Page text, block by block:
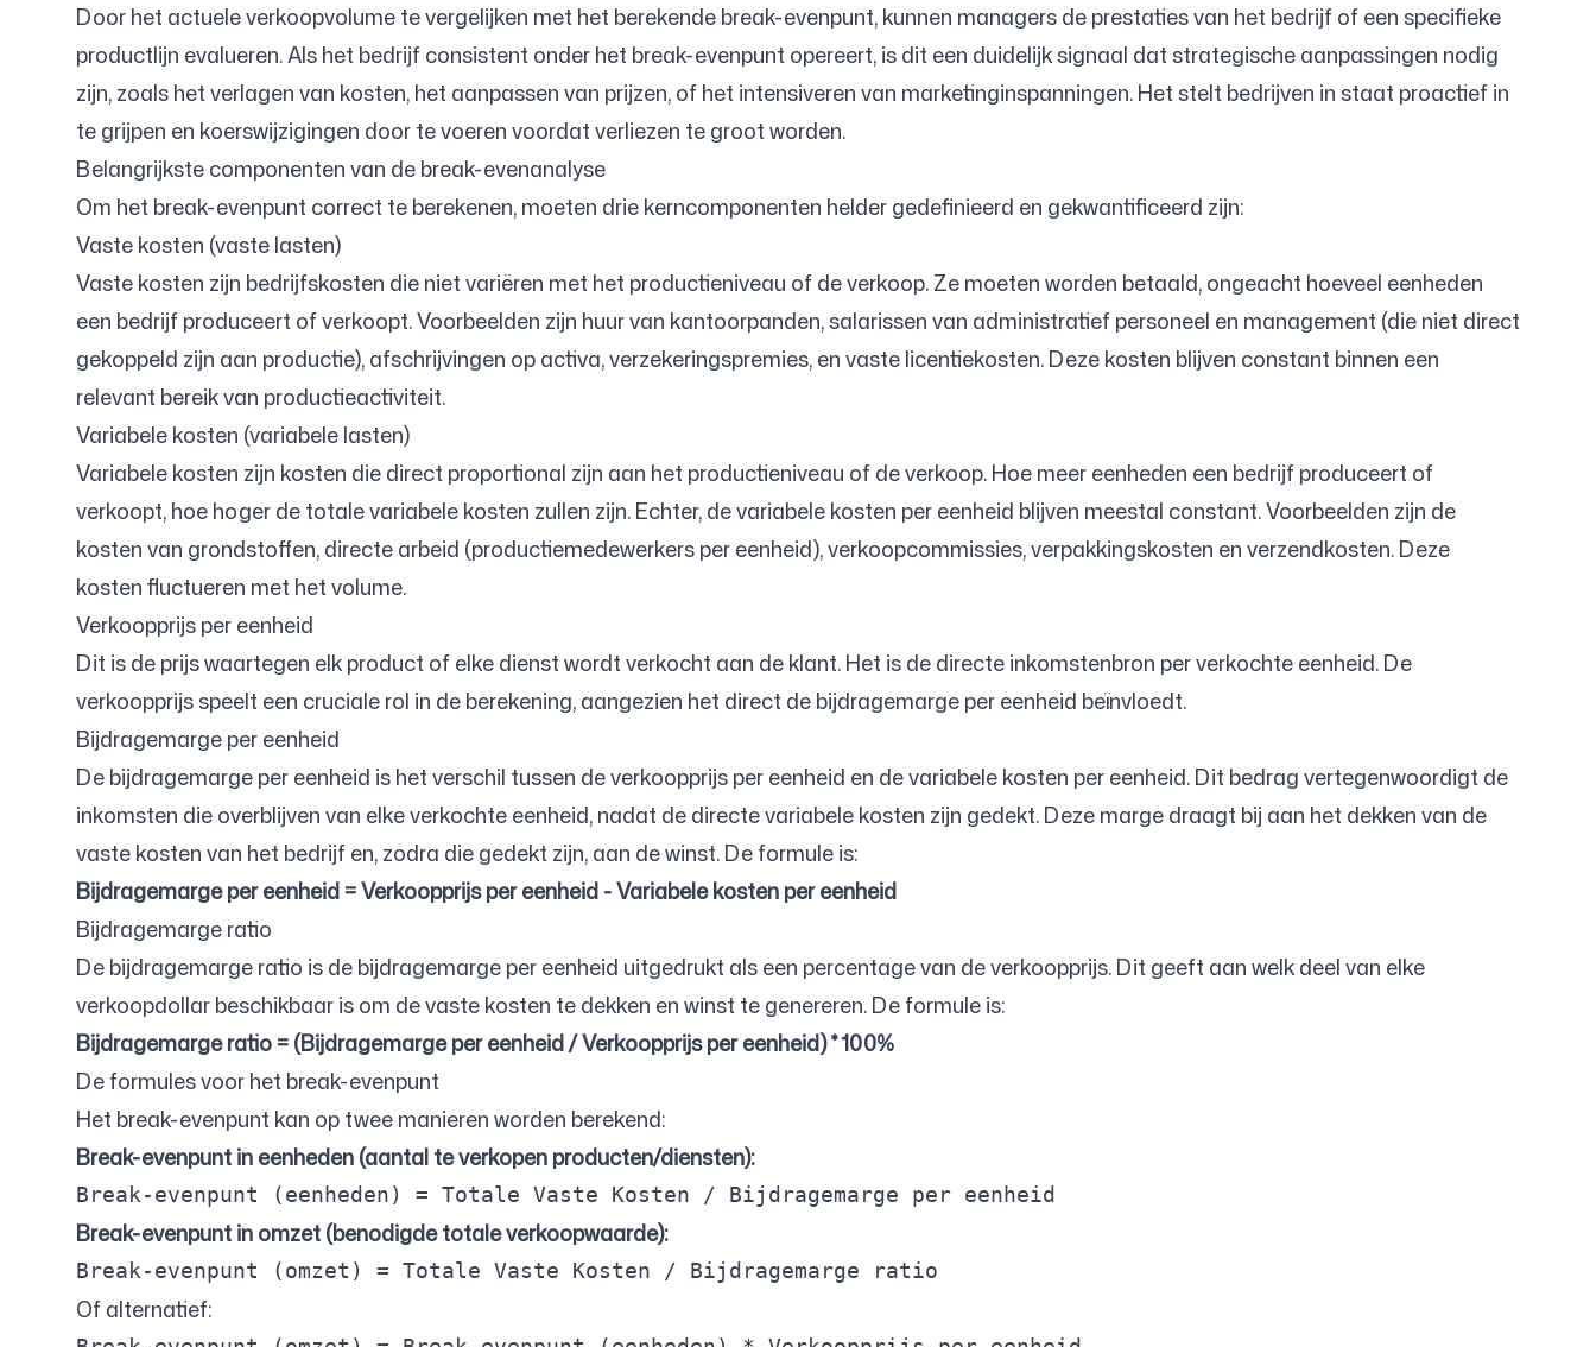
Door het actuele verkoopvolume te vergelijken met het berekende break-evenpunt, kunnen managers de prestaties van het bedrijf of een specifieke
productlijn evalueren. Als het bedrijf consistent onder het break-evenpunt opereert, is dit een duidelijk signaal dat strategische aanpassingen nodig
zijn, zoals het verlagen van kosten, het aanpassen van prijzen, of het intensiveren van marketinginspanningen. Het stelt bedrijven in staat proactief in
te grijpen en koerswijzigingen door te voeren voordat verliezen te groot worden.
Belangrijkste componenten van de break-evenanalyse
Om het break-evenpunt correct te berekenen, moeten drie kerncomponenten helder gedefinieerd en gekwantificeerd zijn:
Vaste kosten (vaste lasten)
Vaste kosten zijn bedrijfskosten die niet variëren met het productieniveau of de verkoop. Ze moeten worden betaald, ongeacht hoeveel eenheden
een bedrijf produceert of verkoopt. Voorbeelden zijn huur van kantoorpanden, salarissen van administratief personeel en management (die niet direct
gekoppeld zijn aan productie), afschrijvingen op activa, verzekeringspremies, en vaste licentiekosten. Deze kosten blijven constant binnen een
relevant bereik van productieactiviteit.
Variabele kosten (variabele lasten)
Variabele kosten zijn kosten die direct proportional zijn aan het productieniveau of de verkoop. Hoe meer eenheden een bedrijf produceert of
verkoopt, hoe hoger de totale variabele kosten zullen zijn. Echter, de variabele kosten per eenheid blijven meestal constant. Voorbeelden zijn de
kosten van grondstoffen, directe arbeid (productiemedewerkers per eenheid), verkoopcommissies, verpakkingskosten en verzendkosten. Deze
kosten fluctueren met het volume.
Verkoopprijs per eenheid
Dit is de prijs waartegen elk product of elke dienst wordt verkocht aan de klant. Het is de directe inkomstenbron per verkochte eenheid. De
verkoopprijs speelt een cruciale rol in de berekening, aangezien het direct de bijdragemarge per eenheid beïnvloedt.
Bijdragemarge per eenheid
De bijdragemarge per eenheid is het verschil tussen de verkoopprijs per eenheid en de variabele kosten per eenheid. Dit bedrag vertegenwoordigt de
inkomsten die overblijven van elke verkochte eenheid, nadat de directe variabele kosten zijn gedekt. Deze marge draagt bij aan het dekken van de
vaste kosten van het bedrijf en, zodra die gedekt zijn, aan de winst. De formule is:
Bijdragemarge per eenheid = Verkoopprijs per eenheid - Variabele kosten per eenheid
Bijdragemarge ratio
De bijdragemarge ratio is de bijdragemarge per eenheid uitgedrukt als een percentage van de verkoopprijs. Dit geeft aan welk deel van elke
verkoopdollar beschikbaar is om de vaste kosten te dekken en winst te genereren. De formule is:
Bijdragemarge ratio = (Bijdragemarge per eenheid / Verkoopprijs per eenheid) * 100%
De formules voor het break-evenpunt
Het break-evenpunt kan op twee manieren worden berekend:
Break-evenpunt in eenheden (aantal te verkopen producten/diensten):
Break-evenpunt (eenheden) = Totale Vaste Kosten / Bijdragemarge
Break-evenpunt in omzet (benodigde totale verkoopwaarde):
Break-evenpunt (omzet ) = Totale Vaste Kosten / Bijdragemarge
Of alternatief: